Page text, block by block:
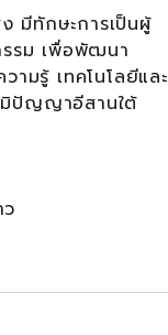
ทักษะการเป็นผู้
รรม เพื่อพัฒนา
มรู้ เทคโนโลยีและ
มิปัญญาอีสานใต้